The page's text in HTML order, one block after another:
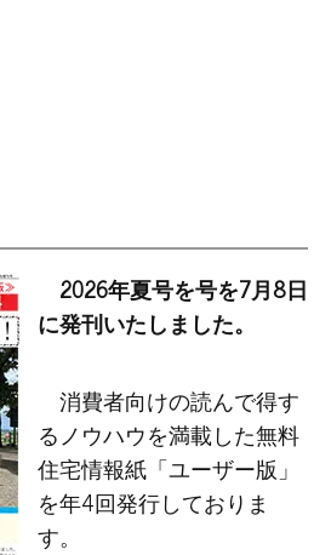
2026年夏号を号を7月8日
に発刊いたしました。
消費者向けの読んで得す
るノウハウを満載した無料
住宅情報紙「ユーザー版」
を年4回発行しておりま
す。